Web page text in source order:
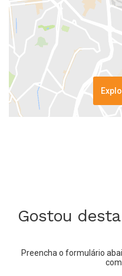
Gostou
Preencha o formulário